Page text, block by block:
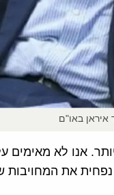
איראן באו"ם
אנו לא
את המחויבות